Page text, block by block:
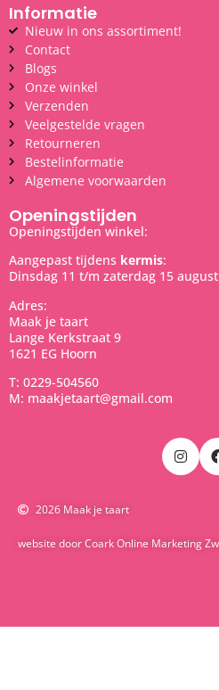
Informatie
Nieuw in ons assortiment!
Contact
Blogs
Onze winkel
Verzenden
Veelgestelde vragen
Retourneren
Bestelinformatie
Algemene voorwaarden
Openingstijden
Openingstijden winkel:
Aangepast tijdens kermis:
Dinsdag 11 t/m zaterdag 15
Adres:
Maak je taart
Lange Kerkstraat 9
1621 EG Hoorn
T: 0229-504560
M: maakjetaart@gmail.com
2026 Maak je taart
website door Coark Online Marketing